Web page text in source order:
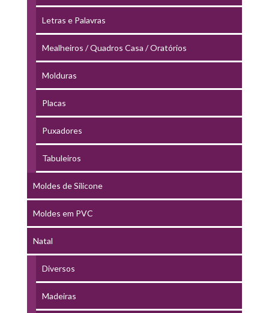
Letras e Palavras
Mealheiros / Quadros Casa / Oratórios
Molduras
Placas
Puxadores
Tabuleiros
Moldes de Silicone
Moldes em PVC
Natal
Diversos
Madeiras